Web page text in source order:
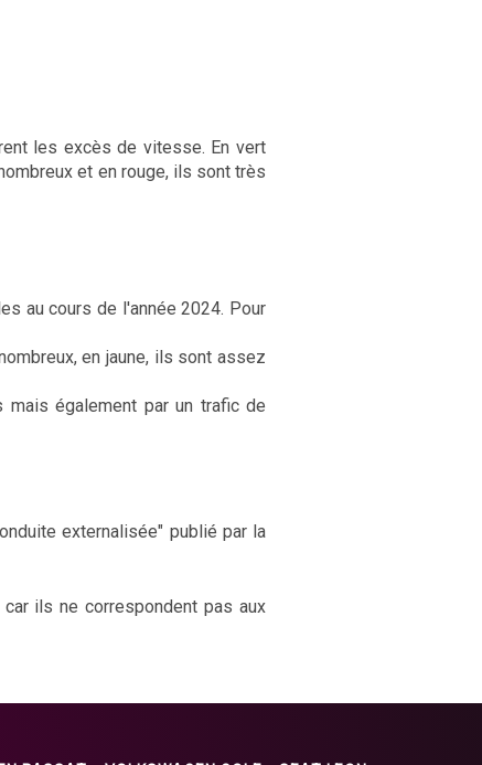
les excès de vitesse. En vert
et en rouge, ils sont très
au cours de l'année 2024. Pour
en jaune, ils sont assez
également par un trafic de
externalisée" publié par la
ils ne correspondent pas aux